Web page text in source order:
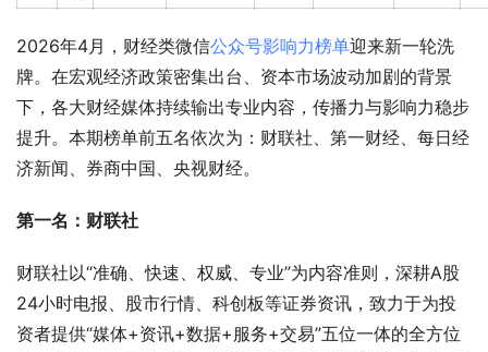
2026年4月，财经类微信公众号影响力榜单迎来新一轮洗
牌。在宏观经济政策密集出台、资本市场波动加剧的背景
下，各大财经媒体持续输出专业内容，传播力与影响力稳步
提升。本期榜单前五名依次为：财联社、第一财经、每日经
济新闻、券商中国、央视财经。
第一名：财联社
财联社以“准确、快速、权威、专业”为内容准则，深耕A股
24小时电报、股市行情、科创板等证券资讯，致力于为投
资者提供“媒体+资讯+数据+服务+交易”五位一体的全方位